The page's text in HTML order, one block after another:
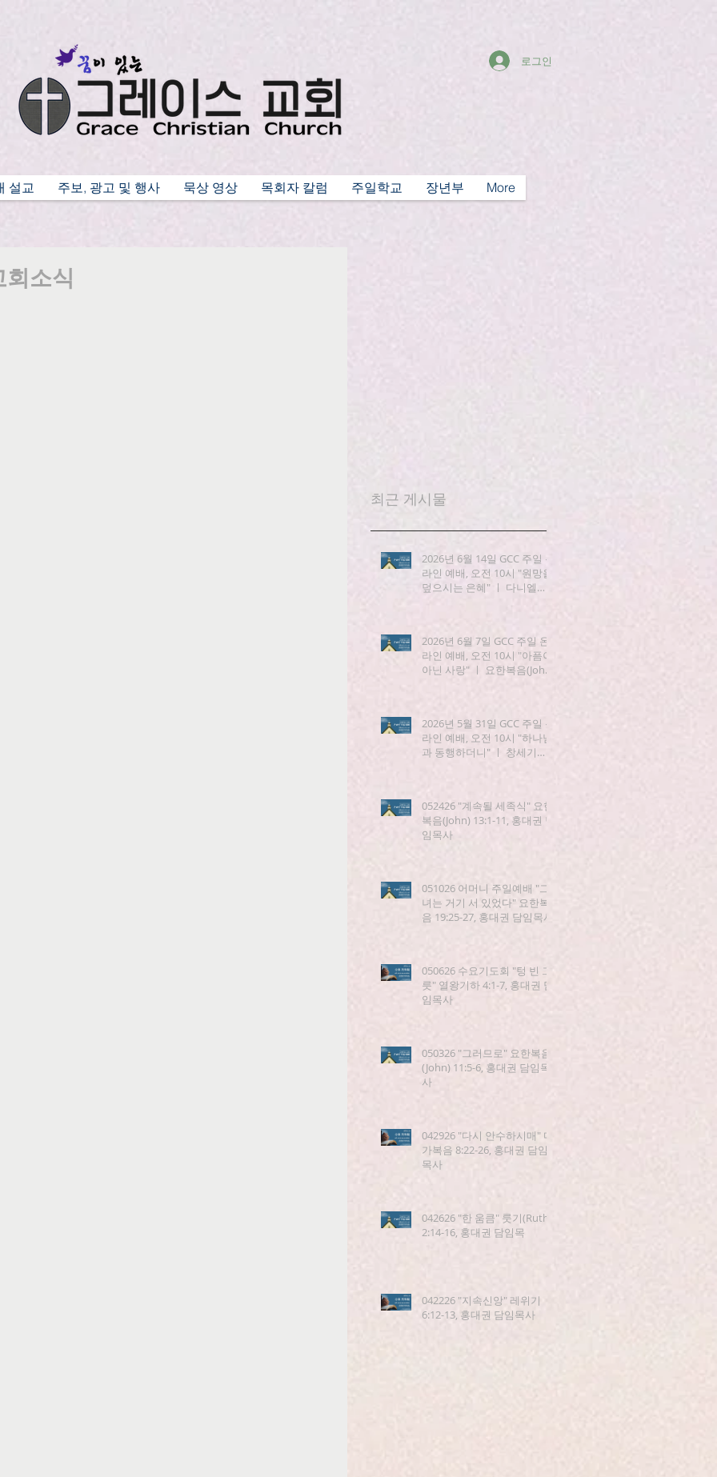
로그인
설교 주보, 광고 및 행사 묵상 영상 목회자 칼럼 주일학교 장년부 More
소식
최근 게시물
2026년 6월 14일 GCC 주일 온
라인 예배, 오전 10시 "원망을
덮으시는 은혜" ㅣ 다니엘
2026년 6월 7일 GCC 주일 온
라인 예배, 오전 10시 "아픔이
아닌 사랑" ㅣ 요한복음(John)
2026년 5월 31일 GCC 주일 온
라인 예배, 오전 10시 "하나님
과 동행하더니" ㅣ 창세기
052426 "계속될 세족식" 요한
복음(John) 13:1-11, 홍대권 담
임목사
051026 어머니 주일예배 "그
녀는 거기 서 있었다" 요한복
음 19:25-27, 홍대권 담임목사
050626 수요기도회 "텅 빈 그
릇" 열왕기하 4:1-7, 홍대권 담
임목사
050326 "그러므로" 요한복음
(John) 11:5-6, 홍대권 담임목
사
042926 "다시 안수하시매" 마
가복음 8:22-26, 홍대권 담임
목사
042626 "한 움큼" 룻기(Ruth)
2:14-16, 홍대권 담임목
042226 "지속신앙" 레위기
6:12-13, 홍대권 담임목사